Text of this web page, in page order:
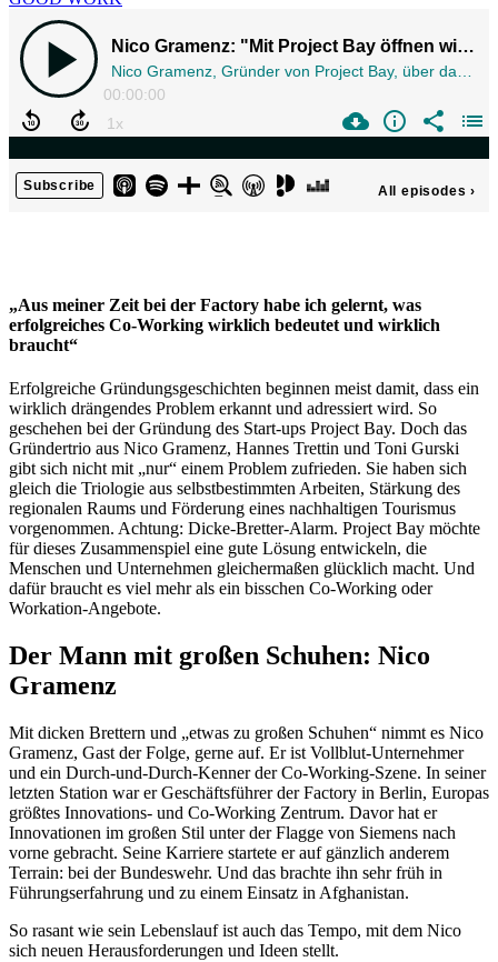
„Aus meiner Zeit bei der Factory habe ich gelernt, was
erfolgreiches Co-Working wirklich bedeutet und wirklich
braucht“
Erfolgreiche Gründungsgeschichten beginnen meist damit, dass ein
wirklich drängendes Problem erkannt und adressiert wird. So
geschehen bei der Gründung des Start-ups Project Bay. Doch das
Gründertrio aus Nico Gramenz, Hannes Trettin und Toni Gurski
gibt sich nicht mit „nur“ einem Problem zufrieden. Sie haben sich
gleich die Triologie aus selbstbestimmten Arbeiten, Stärkung des
regionalen Raums und Förderung eines nachhaltigen Tourismus
vorgenommen. Achtung: Dicke-Bretter-Alarm. Project Bay möchte
für dieses Zusammenspiel eine gute Lösung entwickeln, die
Menschen und Unternehmen gleichermaßen glücklich macht. Und
dafür braucht es viel mehr als ein bisschen Co-Working oder
Workation-Angebote.
Der Mann mit großen Schuhen: Nico
Gramenz
Mit dicken Brettern und „etwas zu großen Schuhen“ nimmt es Nico
Gramenz, Gast der Folge, gerne auf. Er ist Vollblut-Unternehmer
und ein Durch-und-Durch-Kenner der Co-Working-Szene. In seiner
letzten Station war er Geschäftsführer der Factory in Berlin, Europas
größtes Innovations- und Co-Working Zentrum. Davor hat er
Innovationen im großen Stil unter der Flagge von Siemens nach
vorne gebracht. Seine Karriere startete er auf gänzlich anderem
Terrain: bei der Bundeswehr. Und das brachte ihn sehr früh in
Führungserfahrung und zu einem Einsatz in Afghanistan.
So rasant wie sein Lebenslauf ist auch das Tempo, mit dem Nico
sich neuen Herausforderungen und Ideen stellt.